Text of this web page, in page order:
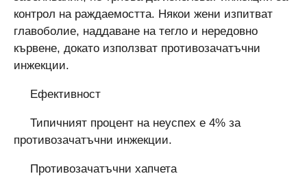
контрол на раждаемостта. Някои жени изпитват
главоболие, наддаване на тегло и нередовно
кървене, докато използват противозачатъчни
инжекции.
Ефективност
Типичният процент на неуспех е 4% за
противозачатъчни инжекции.
Противозачатъчни хапчета